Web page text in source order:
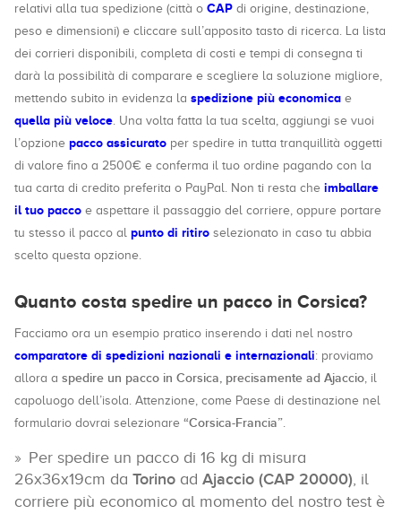
relativi alla tua spedizione (città o CAP di origine, destinazione,
peso e dimensioni) e cliccare sull’apposito tasto di ricerca. La lista
dei corrieri disponibili, completa di costi e tempi di consegna ti
darà la possibilità di comparare e scegliere la soluzione migliore,
mettendo subito in evidenza la spedizione più economica e
quella più veloce. Una volta fatta la tua scelta, aggiungi se vuoi
l’opzione pacco assicurato per spedire in tutta tranquillità oggetti
di valore fino a 2500€ e conferma il tuo ordine pagando con la
tua carta di credito preferita o PayPal. Non ti resta che imballare
il tuo pacco e aspettare il passaggio del corriere, oppure portare
tu stesso il pacco al punto di ritiro selezionato in caso tu abbia
scelto questa opzione.
Quanto costa spedire un pacco in Corsica?
Facciamo ora un esempio pratico inserendo i dati nel nostro
comparatore di spedizioni nazionali e internazionali: proviamo
allora a spedire un pacco in Corsica, precisamente ad Ajaccio, il
capoluogo dell’isola. Attenzione, come Paese di destinazione nel
formulario dovrai selezionare “Corsica-Francia”.
Per spedire un pacco di 16 kg di misura
26x36x19cm da Torino ad Ajaccio (CAP 20000), il
corriere più economico al momento del nostro test è